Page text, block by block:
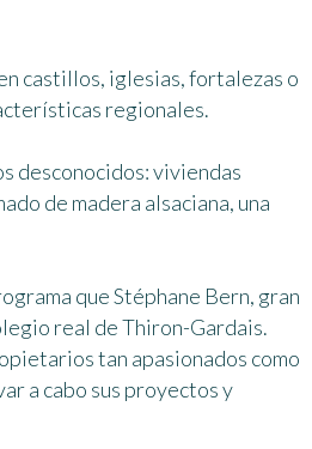
castillos, iglesias, fortalezas o
regionales.
desconocidos: viviendas
de madera alsaciana, una
que Stéphane Bern, gran
real de Thiron-Gardais.
tan apasionados como
a cabo sus proyectos y